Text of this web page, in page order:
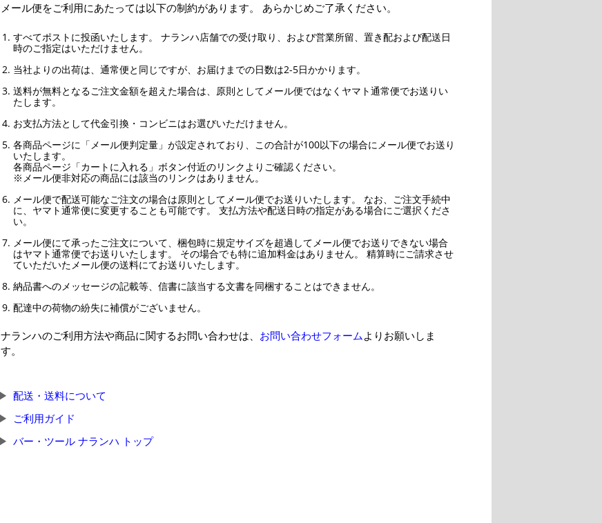
メール便をご利用にあたっては以下の制約があります。 あらかじめご了承ください。
すべてポストに投函いたします。 ナランハ店舗での受け取り、および営業所留、置き配および配送日
時のご指定はいただけません。
当社よりの出荷は、通常便と同じですが、お届けまでの日数は2-5日かかります。
送料が無料となるご注文金額を超えた場合は、原則としてメール便ではなくヤマト通常便でお送りい
たします。
お支払方法として代金引換・コンビニはお選びいただけません。
各商品ページに「メール便判定量」が設定されており、この合計が100以下の場合にメール便でお送り
いたします。
各商品ページ「カートに入れる」ボタン付近のリンクよりご確認ください。
※メール便非対応の商品には該当のリンクはありません。
メール便で配送可能なご注文の場合は原則としてメール便でお送りいたします。 なお、ご注文手続中
に、ヤマト通常便に変更することも可能です。 支払方法や配送日時の指定がある場合にご選択くださ
い。
メール便にて承ったご注文について、梱包時に規定サイズを超過してメール便でお送りできない場合
はヤマト通常便でお送りいたします。 その場合でも特に追加料金はありません。 精算時にご請求させ
ていただいたメール便の送料にてお送りいたします。
納品書へのメッセージの記載等、信書に該当する文書を同梱することはできません。
配達中の荷物の紛失に補償がございません。
ナランハのご利用方法や商品に関するお問い合わせは、 お問い合わせフォームよりお願いしま
す。
配送・送料について
ご利用ガイド
バー・ツール ナランハ トップ